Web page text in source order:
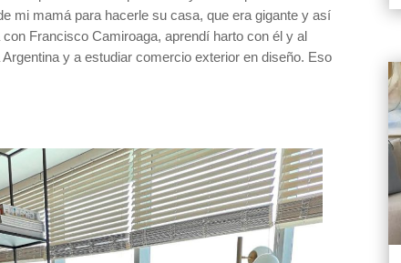
mi mamá para hacerle su casa, que era gigante y así
Francisco Camiroaga, aprendí harto con él y al
y a estudiar comercio exterior en diseño. Eso